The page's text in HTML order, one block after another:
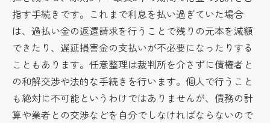
指す手続きです。これまで利息を払い過ぎていた場合
は、過払い金の返還請求を行うことで残りの元本を減額
できたり、遅延損害金の支払いが不必要になったりする
こともあります。任意整理は裁判所を介さずに債権者と
の和解交渉や法的な手続きを行います。個人で行うこと
も絶対に不可能というわけではありませんが、債務の計
算や業者との交渉などを自分でしなければならないので